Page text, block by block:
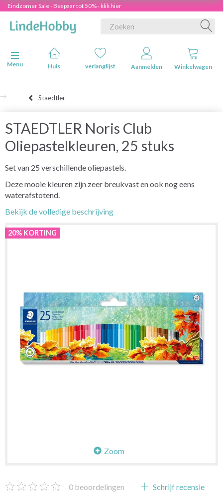
Eindzomer Sale - Bespaar tot 50% - klik hier
Navigatie in-/uitschakelen
Menu
Huis verlanglijst Aanmelden Winkelwagen
Staedtler
STAEDTLER Noris Club
Oliepastelkleuren, 25 stuks
Set van 25 verschillende oliepastels.
Deze mooie kleuren zijn zeer breukvast en ook nog eens
waterafstotend.
Bekijk de volledige beschrijving
20% KORTING
Zoom
0 beoordelingen Schrijf recensie